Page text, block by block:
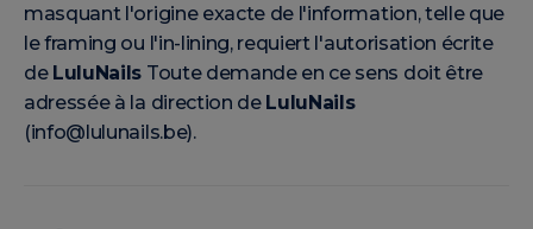
masquant l'origine exacte de l'information, telle que
le framing ou l'in-lining, requiert l'autorisation écrite
de LuluNails Toute demande en ce sens doit être
adressée à la direction de LuluNails
(info@lulunails.be).